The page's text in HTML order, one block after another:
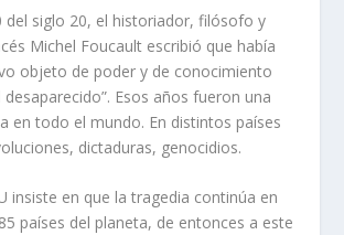
del siglo 20, el historiador, filósofo y
Michel Foucault escribió que había
objeto de poder y de conocimiento
desaparecido”. Esos años fueron una
en todo el mundo. En distintos países
dictaduras, genocidios.
insiste en que la tragedia continúa en
países del planeta, de entonces a este